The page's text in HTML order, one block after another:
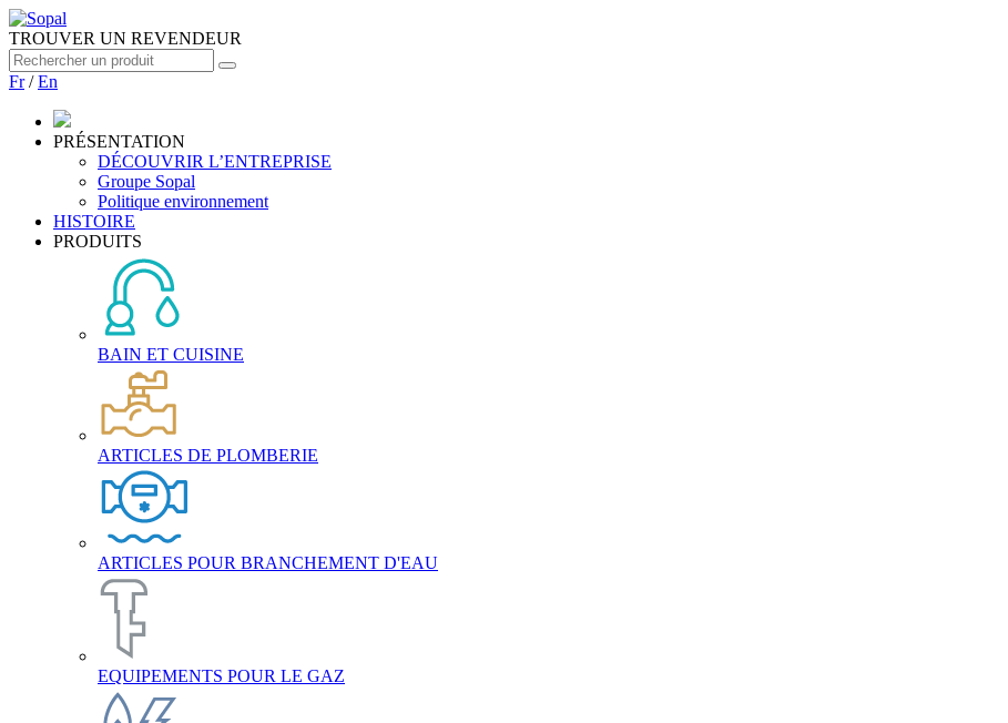
TROUVER UN REVENDEUR
Fr/En
PRÉSENTATION
DÉCOUVRIR L’ENTREPRISE
Groupe Sopal
Politique environnement
HISTOIRE
PRODUITS
BAIN ET CUISINE
ARTICLES DE PLOMBERIE
ARTICLES POUR BRANCHEMENT D'EAU
EQUIPEMENTS POUR LE GAZ